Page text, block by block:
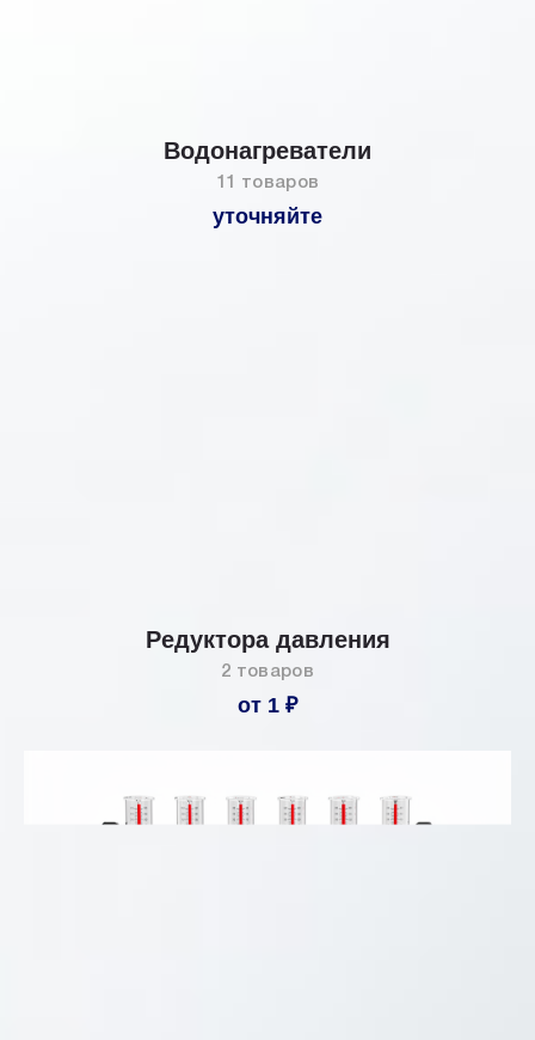
Водонагреватели
11 товаров
уточняйте
Редуктора давления
2 товаров
от 1 ₽